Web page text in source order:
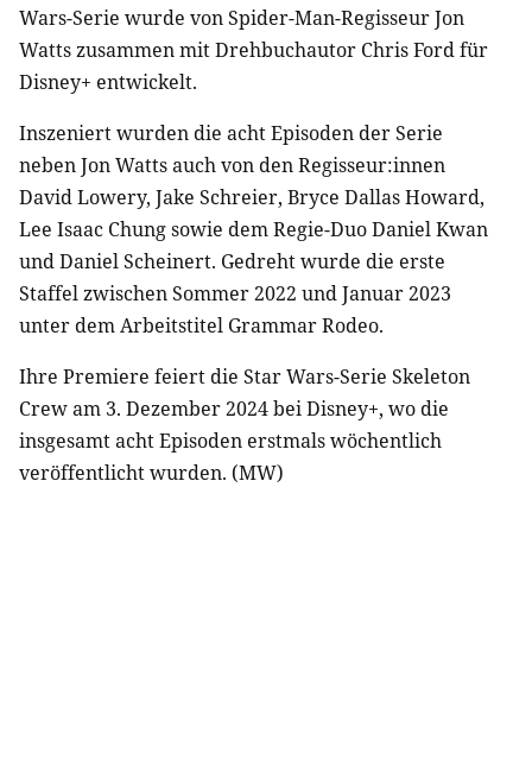
Wars-Serie wurde von Spider-Man-Regisseur Jon
Watts zusammen mit Drehbuchautor Chris Ford für
Disney+ entwickelt.
Inszeniert wurden die acht Episoden der Serie
neben Jon Watts auch von den Regisseur:innen
David Lowery, Jake Schreier, Bryce Dallas Howard,
Lee Isaac Chung sowie dem Regie-Duo Daniel Kwan
und Daniel Scheinert. Gedreht wurde die erste
Staffel zwischen Sommer 2022 und Januar 2023
unter dem Arbeitstitel Grammar Rodeo.
Ihre Premiere feiert die Star Wars-Serie Skeleton
Crew am 3. Dezember 2024 bei Disney+, wo die
insgesamt acht Episoden erstmals wöchentlich
veröffentlicht wurden. (MW)